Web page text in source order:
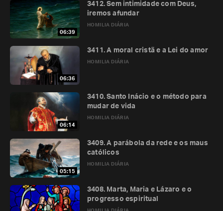
06:39
HOMILIA DIÁRIA
3412. Sem intimidade com Deus,
iremos afundar
06:36
HOMILIA DIÁRIA
3411. A moral cristã e a Lei do amor
06:14
HOMILIA DIÁRIA
3410. Santo Inácio e o método para
mudar de vida
05:15
HOMILIA DIÁRIA
3409. A parábola da rede e os maus
católicos
3408. Marta, Maria e Lázaro e o
progresso espiritual